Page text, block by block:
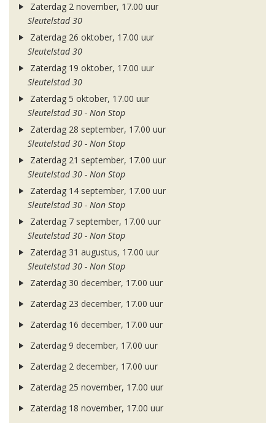
Zaterdag 2 november, 17.00 uur
Sleutelstad 30
Zaterdag 26 oktober, 17.00 uur
Sleutelstad 30
Zaterdag 19 oktober, 17.00 uur
Sleutelstad 30
Zaterdag 5 oktober, 17.00 uur
Sleutelstad 30 - Non Stop
Zaterdag 28 september, 17.00 uur
Sleutelstad 30 - Non Stop
Zaterdag 21 september, 17.00 uur
Sleutelstad 30 - Non Stop
Zaterdag 14 september, 17.00 uur
Sleutelstad 30 - Non Stop
Zaterdag 7 september, 17.00 uur
Sleutelstad 30 - Non Stop
Zaterdag 31 augustus, 17.00 uur
Sleutelstad 30 - Non Stop
Zaterdag 30 december, 17.00 uur
Zaterdag 23 december, 17.00 uur
Zaterdag 16 december, 17.00 uur
Zaterdag 9 december, 17.00 uur
Zaterdag 2 december, 17.00 uur
Zaterdag 25 november, 17.00 uur
Zaterdag 18 november, 17.00 uur